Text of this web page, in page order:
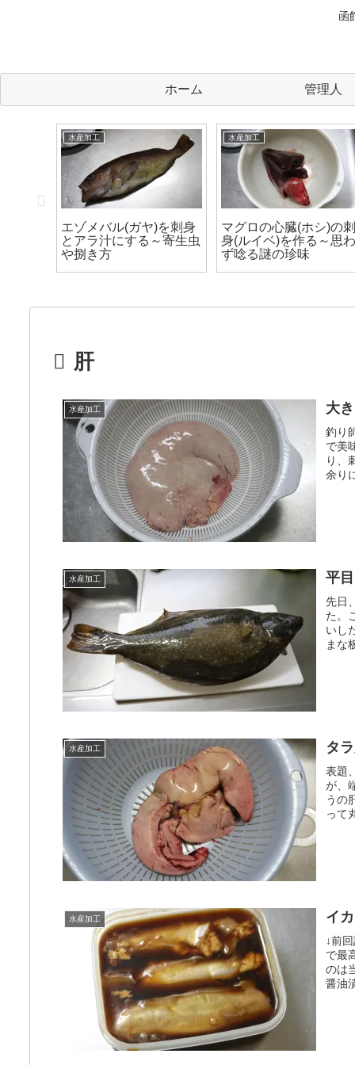
函
ホーム 管理人
水産加工
エゾメバル(ガヤ)を刺身
とアラ汁にする～寄生虫
や捌き方
水産加工
マグロの心臓(ホシ)の
身(ルイベ)を作る～思
ず唸る謎の珍味
肝
水産加工 大
釣り
で美
り、
余り
水産加工 平
先日
た。
いし
まな
水産加工 タ
表題
が、
うの
って
水産加工 イ
↓前
で最
のは
醤油